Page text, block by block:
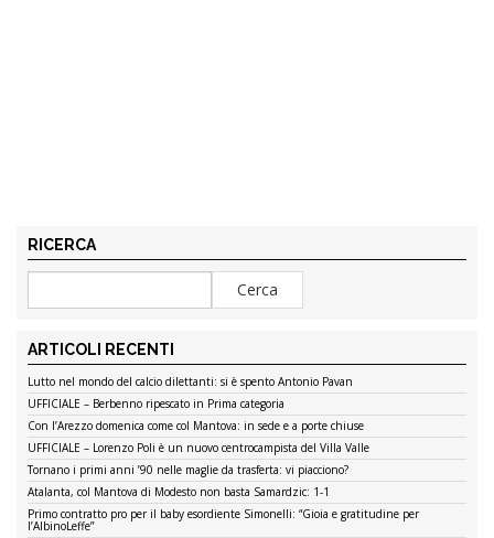
RICERCA
ARTICOLI RECENTI
Lutto nel mondo del calcio dilettanti: si è spento Antonio Pavan
UFFICIALE – Berbenno ripescato in Prima categoria
Con l’Arezzo domenica come col Mantova: in sede e a porte chiuse
UFFICIALE – Lorenzo Poli è un nuovo centrocampista del Villa Valle
Tornano i primi anni ’90 nelle maglie da trasferta: vi piacciono?
Atalanta, col Mantova di Modesto non basta Samardzic: 1-1
Primo contratto pro per il baby esordiente Simonelli: “Gioia e gratitudine per
l’AlbinoLeffe”